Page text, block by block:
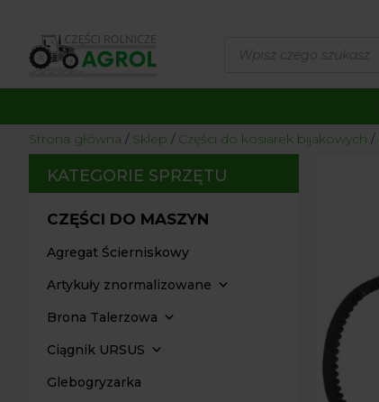
produktów
Strona główna / Sklep / Części do kosiarek bijakowych /
KATEGORIE SPRZĘTU
CZĘŚCI DO MASZYN
Agregat Ścierniskowy
Artykuły znormalizowane
Brona Talerzowa
Ciągnik URSUS
Glebogryzarka